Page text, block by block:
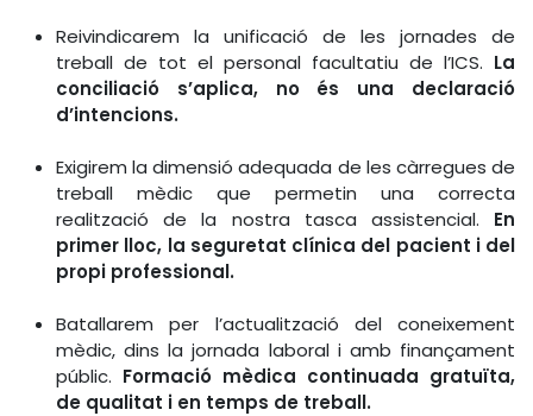
Reivindicarem la unificació de les jornades de
treball de tot el personal facultatiu de l’ICS. La
conciliació s’aplica, no és una declaració
d’intencions.
Exigirem la dimensió adequada de les càrregues de
treball mèdic que permetin una correcta
realització de la nostra tasca assistencial. En
primer lloc, la seguretat clínica del pacient i del
propi professional.
Batallarem per l’actualització del coneixement
mèdic, dins la jornada laboral i amb finançament
públic. Formació mèdica continuada gratuïta,
de qualitat i en temps de treball.